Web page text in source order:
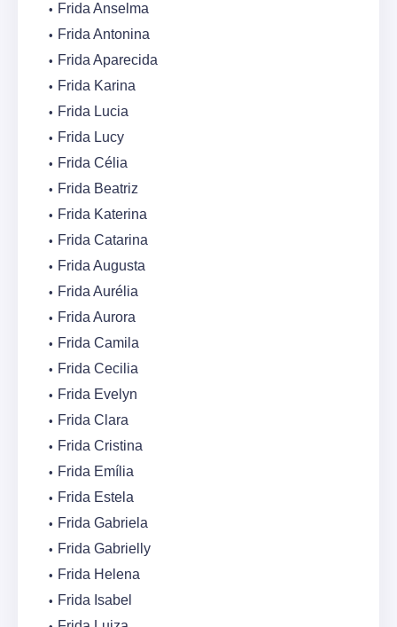
Frida Anselma
Frida Antonina
Frida Aparecida
Frida Karina
Frida Lucia
Frida Lucy
Frida Célia
Frida Beatriz
Frida Katerina
Frida Catarina
Frida Augusta
Frida Aurélia
Frida Aurora
Frida Camila
Frida Cecilia
Frida Evelyn
Frida Clara
Frida Cristina
Frida Emília
Frida Estela
Frida Gabriela
Frida Gabrielly
Frida Helena
Frida Isabel